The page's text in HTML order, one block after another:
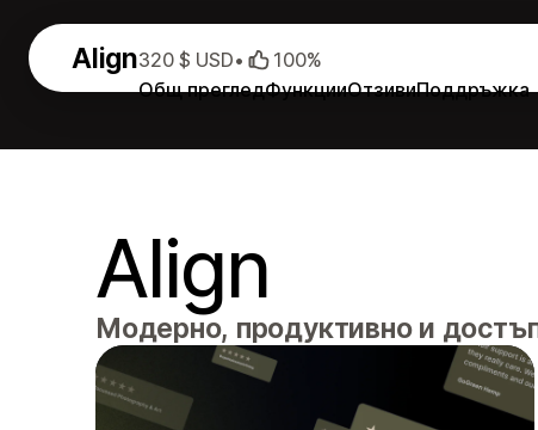
Align
Общ прегледФункцииОтзивиПоддръжка
320 $ USD• 100%
Align
Модерно, продуктивно и